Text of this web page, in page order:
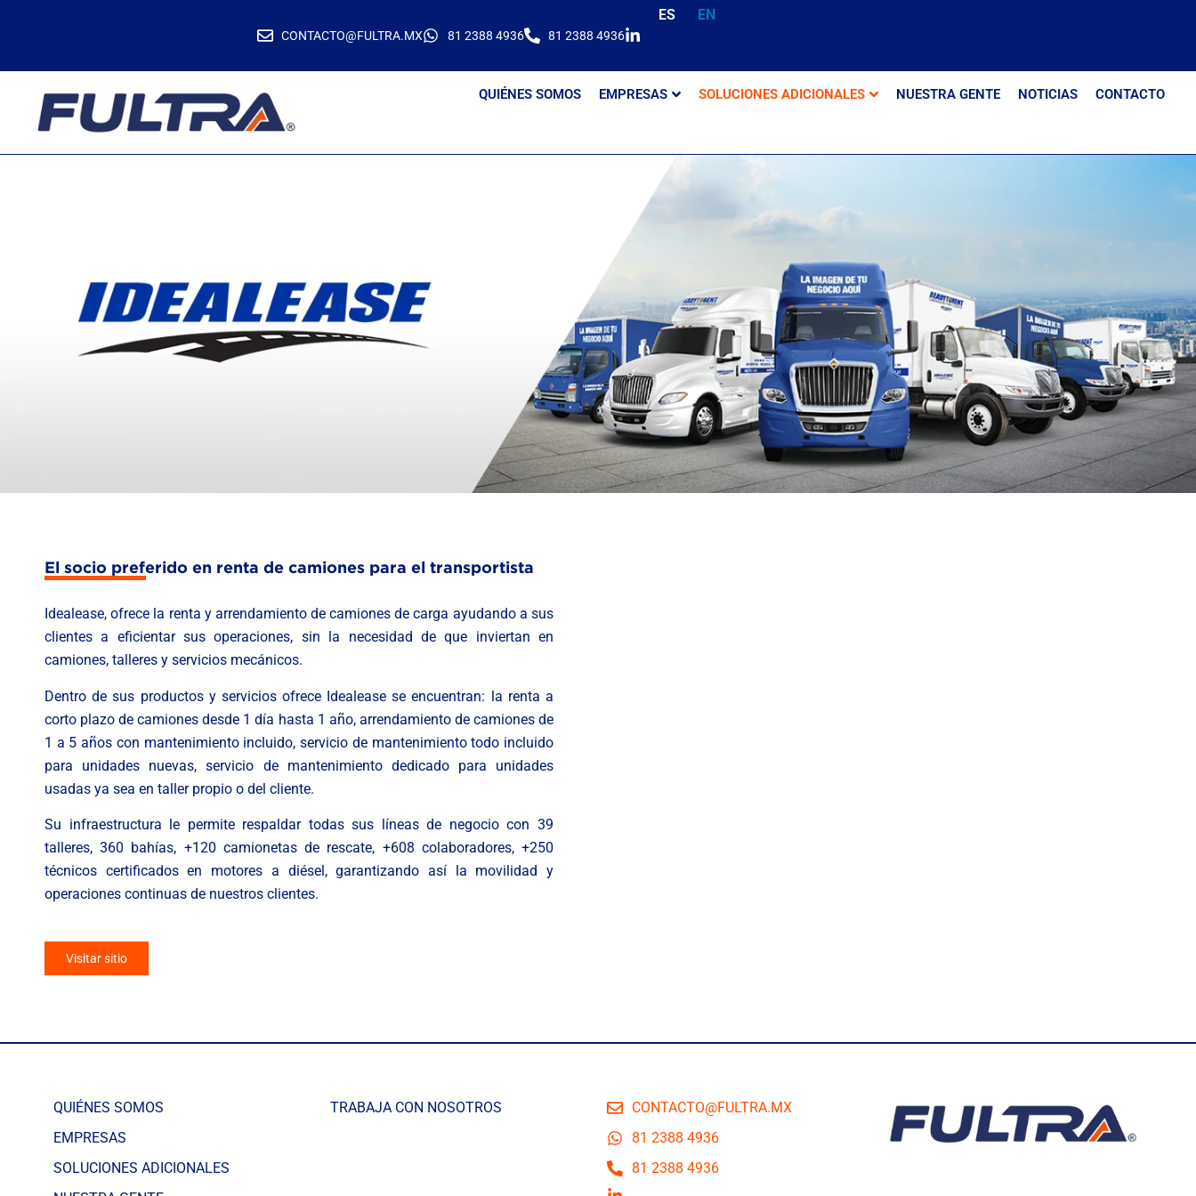
CONTACTO@FULTRA.MX 81 2388 4936 81 2388 4936
ES EN
QUIÉNES SOMOS EMPRESAS SOLUCIONES ADICIONALES NUESTRA GENTE NOTICIAS CONTACTO
El socio preferido en renta de camiones para el transportista
Idealease, ofrece la renta y arrendamiento de camiones de carga ayudando a sus
clientes a eficientar sus operaciones, sin la necesidad de que inviertan en
camiones, talleres y servicios mecánicos.
Dentro de sus productos y servicios ofrece Idealease se encuentran: la renta a
corto plazo de camiones desde 1 día hasta 1 año, arrendamiento de camiones de
1 a 5 años con mantenimiento incluido, servicio de mantenimiento todo incluido
para unidades nuevas, servicio de mantenimiento dedicado para unidades
usadas ya sea en taller propio o del cliente.
Su infraestructura le permite respaldar todas sus líneas de negocio con 39
talleres, 360 bahías, +120 camionetas de rescate, +608 colaboradores, +250
técnicos certificados en motores a diésel, garantizando así la movilidad y
operaciones continuas de nuestros clientes.
Visitar sitio
QUIÉNES SOMOS
EMPRESAS
SOLUCIONES ADICIONALES
TRABAJA CON NOSOTROS
CONTACTO@FULTRA.MX
81 2388 4936
81 2388 4936